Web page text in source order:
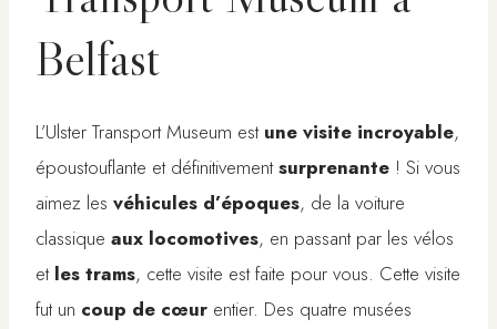
Belfast
L’Ulster Transport Museum est une visite incroyable,
époustouflante et définitivementsurprenante ! Si vous
aimez les véhicules d’époques, de la voiture
classique aux locomotives, en passant par les vélos
et les trams, cette visite est faite pour vous. Cette visite
fut un coup de cœur entier. Des quatre musées